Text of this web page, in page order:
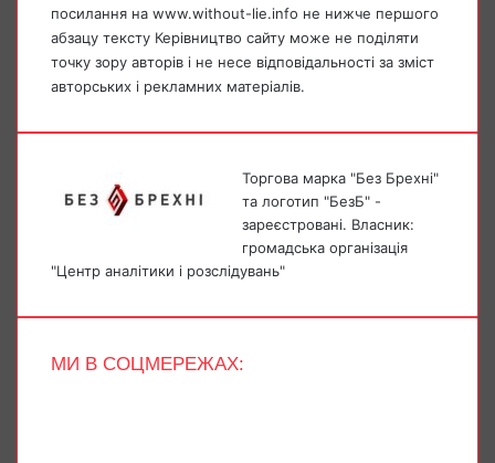
посилання на www.without-lie.info не нижче першого
абзацу тексту Керівництво сайту може не поділяти
точку зору авторів і не несе відповідальності за зміст
авторських і рекламних матеріалів.
Торгова марка "Без Брехні"
та логотип "БезБ" -
зареєстровані. Власник:
громадська організація
"Центр аналітики і розслідувань"
МИ В СОЦМЕРЕЖАХ: